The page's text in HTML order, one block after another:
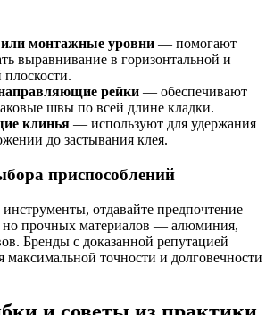
монтажные уровни — помогают
выравнивание в горизонтальной и
плоскости.
рейки — обеспечивают
швы по всей длине кладки.
клинья — используют для удержания
до застывания клея.
приспособлений
отдавайте предпочтение
но прочных материалов — алюминия,
Бренды с доказанной репутацией
максимальной точности и долговечности